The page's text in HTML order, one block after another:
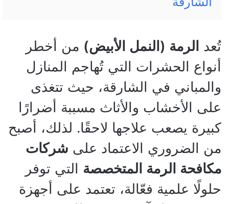
تُعد الرمة (النمل الأبيض) من أخطر
أنواع الحشرات التي تُهاجم المنازل
والمباني في الشارقة، حيث تتغذى
على الأخشاب والأثاث مسببة أضرارًا
كبيرة يصعب علاجها لاحقًا. لذلك، أصبح
من الضروري الاعتماد على شركات
مكافحة الرمة المتخصصة التي توفر
حلولًا علمية فعّالة، تعتمد على أجهزة